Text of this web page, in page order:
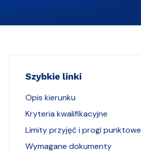
Szybkie linki
Opis kierunku
Kryteria kwalifikacyjne
Limity przyjęć i progi punktowe
Wymagane dokumenty